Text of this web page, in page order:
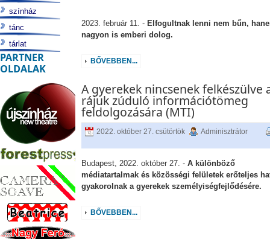
2023. február 11. - Elfogultnak lenni nem bűn,
nagyon is emberi dolog.
BŐVEBBEN...
A gyerekek nincsenek felkészülve
rájuk zúduló információtömeg
feldolgozására (MTI)
2022. október 27. csütörtök Adminisztrátor
Budapest, 2022. október 27. - A különböző
médiatartalmak és közösségi felületek erőteljes
gyakorolnak a gyerekek személyiségfejlődésére.
BŐVEBBEN...
színház
tánc
tárlat
PARTNER
OLDALAK